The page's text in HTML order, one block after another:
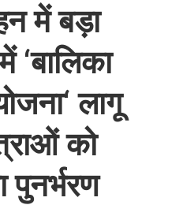
में बड़ा
‘बालिका
लागू
को
पुनर्भरण